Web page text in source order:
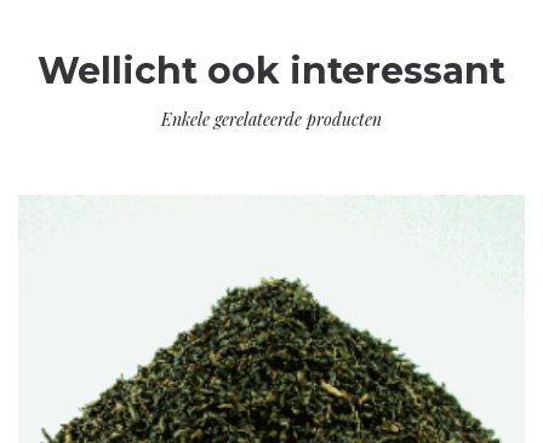
Wellicht ook interessant
Enkele gerelateerde producten